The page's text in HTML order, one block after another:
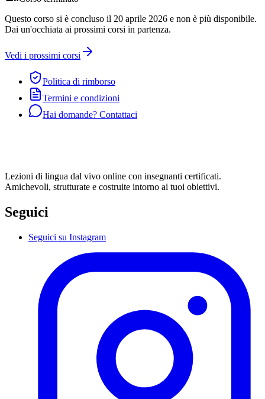
Questo corso si è concluso il 20 aprile 2026 e non è più disponibile.
Dai un'occhiata ai prossimi corsi in partenza.
Vedi i prossimi corsi
Politica di rimborso
Termini e condizioni
Hai domande? Contattaci
Lezioni di lingua dal vivo online con insegnanti certificati.
Amichevoli, strutturate e costruite intorno ai tuoi obiettivi.
Seguici
Seguici su Instagram